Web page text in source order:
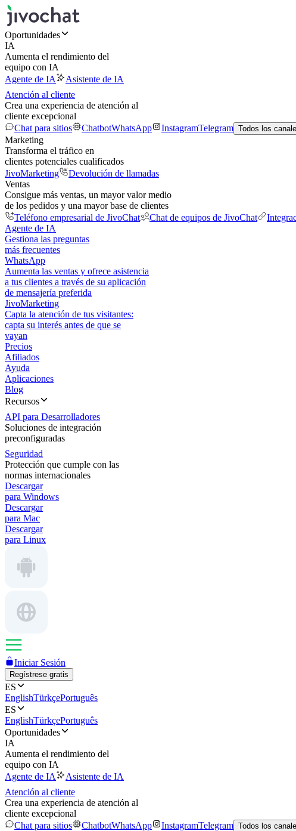
Oportunidades
IA
Aumenta el rendimiento del
equipo con IA
Agente de IA
Asistente de IA
Atención al cliente
Crea una experiencia de atención al
cliente excepcional
Chat para sitios
ChatbotWhatsApp InstagramTelegram Todos los
Marketing
Transforma el tráfico en
clientes potenciales cualificados
JivoMarketing
Devolución de llamadas
Ventas
Consigue más ventas, un mayor valor medio
de los pedidos y una mayor base de clientes
Teléfono empresarial de JivoChat
Chat de equipos de JivoChat
Agente de IA
Gestiona las preguntas
más frecuentes
WhatsApp
Aumenta las ventas y ofrece asistencia
a tus clientes a través de su aplicación
de mensajería preferida
JivoMarketing
Capta la atención de tus visitantes:
capta su interés antes de que se
vayan
Precios
Afiliados
Ayuda
Aplicaciones
Blog
Recursos
API para Desarrolladores
Soluciones de integración
preconfiguradas
Seguridad
Protección que cumple con las
normas internacionales
Descargar
para Windows
Descargar
para Mac
Descargar
para Linux
Iniciar Sesión
Regístrese gratis
ES
EnglishTürkçePortuguês
ES
EnglishTürkçePortuguês
Oportunidades
IA
Aumenta el rendimiento del
equipo con IA
Agente de IA
Asistente de IA
Atención al cliente
Crea una experiencia de atención al
cliente excepcional
Chat para sitios
ChatbotWhatsApp InstagramTelegram Todos los